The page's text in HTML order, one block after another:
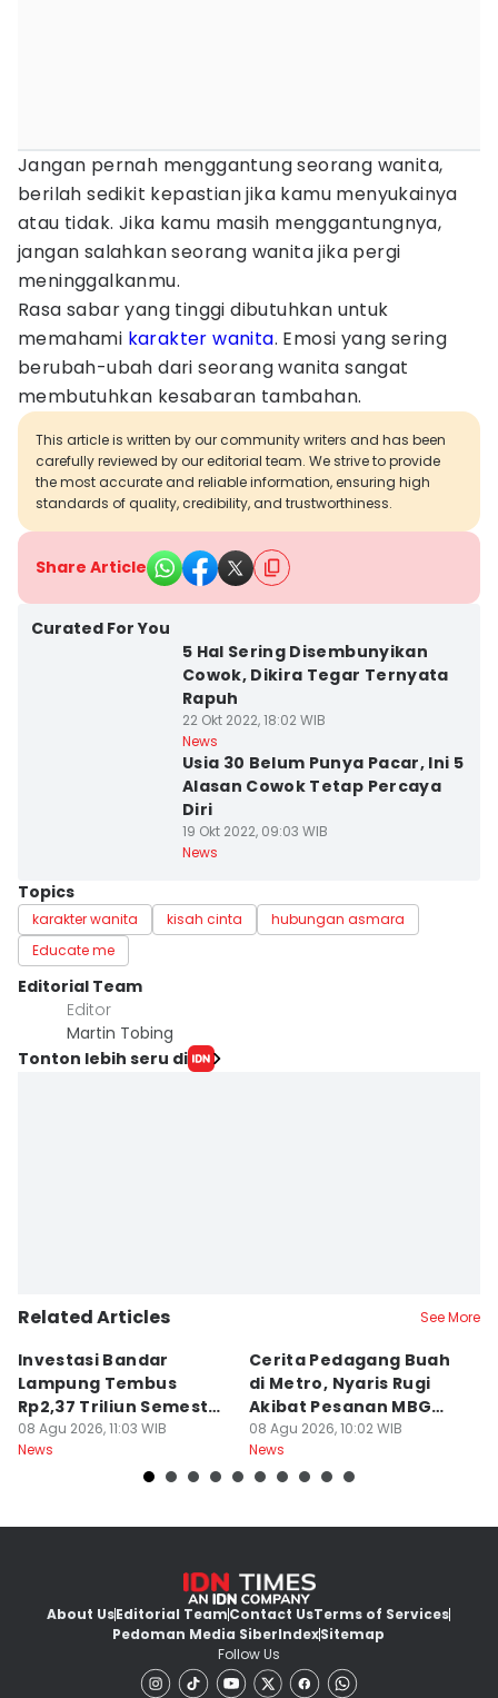
Jangan pernah menggantung seorang wanita,
berilah sedikit kepastian jika kamu menyukainya
atau tidak. Jika kamu masih menggantungnya,
jangan salahkan seorang wanita jika pergi
meninggalkanmu.
Rasa sabar yang tinggi dibutuhkan untuk
memahami karakter wanita. Emosi yang sering
berubah-ubah dari seorang wanita sangat
membutuhkan kesabaran tambahan.
This article is written by our community writers and has been
carefully reviewed by our editorial team. We strive to provide
the most accurate and reliable information, ensuring high
standards of quality, credibility, and trustworthiness.
Share Article
Curated For You
5 Hal Sering Disembunyikan
Cowok, Dikira Tegar Ternyata
Rapuh
22 Okt 2022, 18:02 WIB
News
Usia 30 Belum Punya Pacar, Ini 5
Alasan Cowok Tetap Percaya
Diri
19 Okt 2022, 09:03 WIB
News
Topics
karakter wanita kisah cinta
hubungan asmara
Educate me
Editorial Team
Editor
Martin Tobing
Tonton lebih seru di
Related Articles See More
Investasi Bandar
Lampung Tembus
Rp2,37 Triliun Semester
I 2026
08 Agu 2026, 11:03 WIB
News
Cerita Pedagang Buah
di Metro, Nyaris Rugi
Akibat Pesanan MBG
Batal
08 Agu 2026, 10:02 WIB
News
About UsEditorial TeamContact UsTerms of Services
Pedoman Media SiberIndexSitemap
Follow Us